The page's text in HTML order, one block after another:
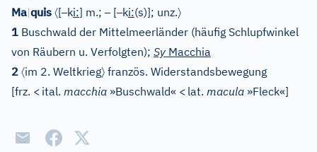
Ma|quis 〈[–ki:] m.;– [–ki:(s)]; unz.〉
1 Buschwald der Mittelmeerländer (häufig Schlupfwinkel
von Räubern u. Verfolgten); Sy Macchia
2 〈im 2. Weltkrieg〉 französ. Widerstandsbewegung
[frz. < ital. macchia »Buschwald« < lat. macula »Fleck«]